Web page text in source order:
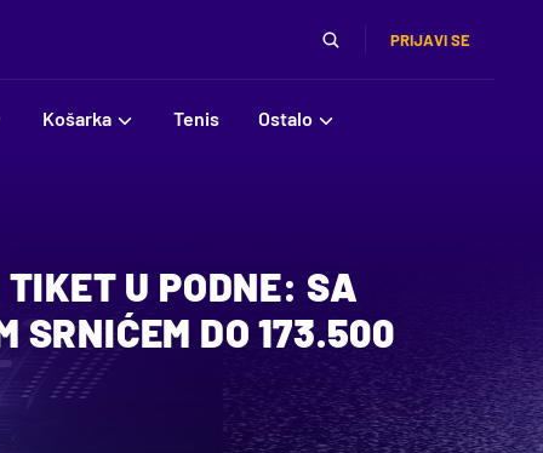
PRIJAVI SE
Košarka Tenis Ostalo
U PODNE: SA
SRNIĆEM DO 173.500